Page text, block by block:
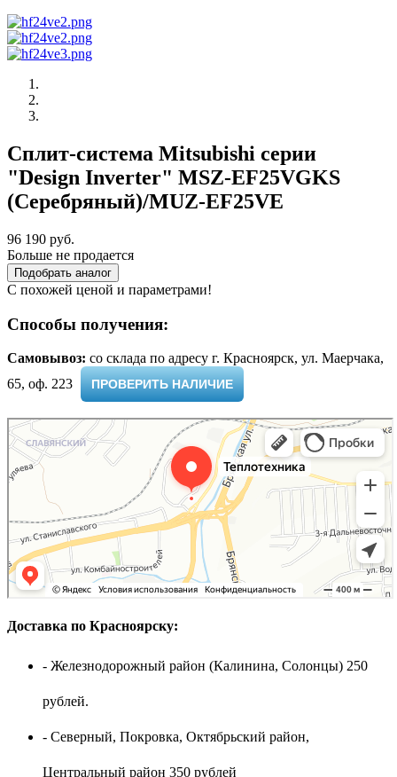
Сплит-система Mitsubishi серии
"Design Inverter" MSZ-EF25VGKS
(Серебряный)/MUZ-EF25VE
96 190 руб.
Больше не продается
Подобрать аналог
С похожей ценой и параметрами!
Способы получения:
Самовывоз: cо склада по адресу г. Красноярск, ул. Маерчака,
65, оф. 223 ​
ПРОВЕРИТЬ НАЛИЧИЕ
Доставка по Красноярску:
- Железнодорожный район (Калинина, Солонцы) 250
рублей.
- Северный, Покровка, Октябрьский район,
Центральный район 350 рублей